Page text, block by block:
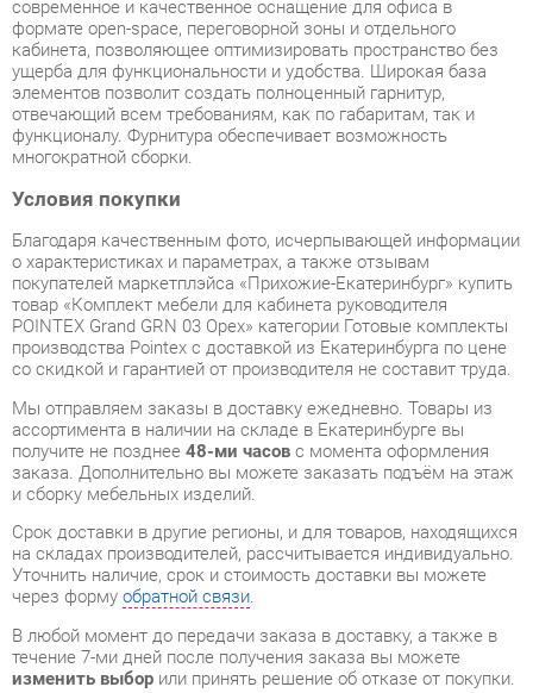
функционалу. Фурнитура обеспечивает возможность
многократной сборки.
Условия покупки
Благодаря качественным фото, исчерпывающей информации
о характеристиках и параметрах, а также отзывам
покупателей маркетплэйса «Прихожие-Екатеринбург» купить
POINTEX Grand GRN 03 Орех» категории Готовые комплекты
со скидкой и гарантией от производителя не составит труда.
Мы отправляем заказы в доставку ежедневно. Товары из
ассортимента в наличии на складе в Екатеринбурге вы
получите не позднее 48-ми часовс момента оформления
заказа. Дополнительно вы можете заказать подъём на этаж
и сборку мебельных изделий.
Срок доставки в другие регионы, и для товаров, находящихся
на складах производителей, рассчитывается индивидуально.
Уточнить наличие, срок и стоимость доставки вы можете
через формуобратной связи
В любой момент до передачи заказа в доставку, а также в
течение 7-ми дней после получения заказа вы можете
изменить выборили принять решение об отказе от покупки.
Несмотря на качественную упаковку, готовые комплекты
могут быть повреждены при транспортировке. Если Вы
деталь.Повторная доставкатовара -бесплатна.
На всю мебель категории Готовые комплекты